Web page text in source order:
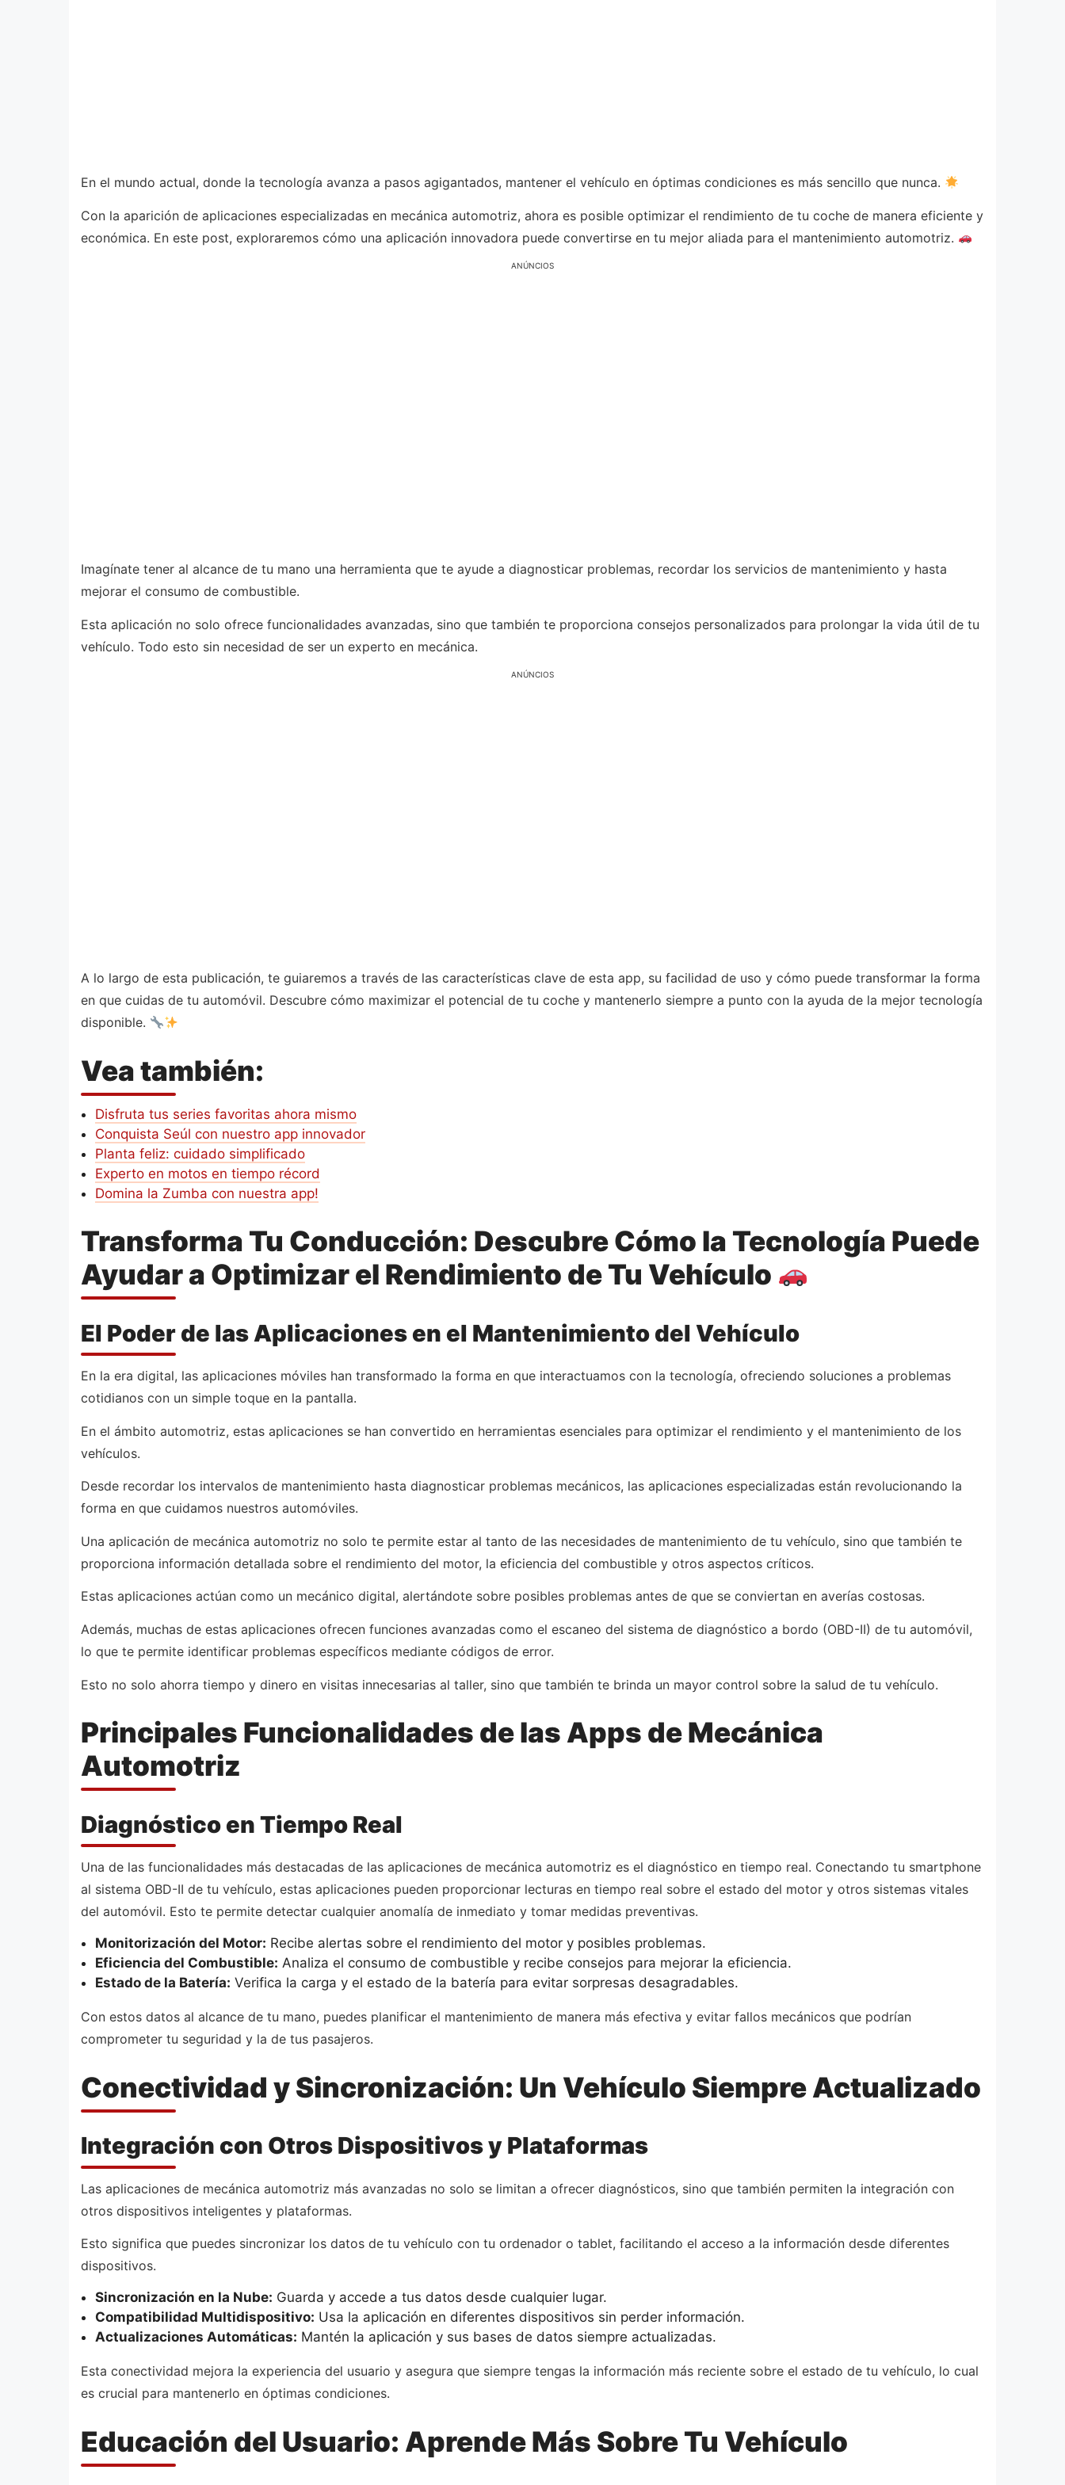
En el mundo actual, donde la tecnología avanza a pasos agigantados, mantener el vehículo en óptimas condiciones es más sencillo que nunca.
Con la aparición de aplicaciones especializadas en mecánica automotriz, ahora es posible optimizar el rendimiento de tu coche de manera eficiente y
económica. En este post, exploraremos cómo una aplicación innovadora puede convertirse en tu mejor aliada para el mantenimiento automotriz.
ANÚNCIOS
Imagínate tener al alcance de tu mano una herramienta que te ayude a diagnosticar problemas, recordar los servicios de mantenimiento y hasta
mejorar el consumo de combustible.
Esta aplicación no solo ofrece funcionalidades avanzadas, sino que también te proporciona consejos personalizados para prolongar la vida útil de tu
vehículo. Todo esto sin necesidad de ser un experto en mecánica.
ANÚNCIOS
A lo largo de esta publicación, te guiaremos a través de las características clave de esta app, su facilidad de uso y cómo puede transformar la forma
en que cuidas de tu automóvil. Descubre cómo maximizar el potencial de tu coche y mantenerlo siempre a punto con la ayuda de la mejor tecnología
disponible.
Vea también:
Disfruta tus series favoritas ahora mismo
Conquista Seúl con nuestro app innovador
Planta feliz: cuidado simplificado
Experto en motos en tiempo récord
Domina la Zumba con nuestra app!
Transforma Tu Conducción: Descubre Cómo la Tecnología Puede
Ayudar a Optimizar el Rendimiento de Tu Vehículo
El Poder de las Aplicaciones en el Mantenimiento del Vehículo
En la era digital, las aplicaciones móviles han transformado la forma en que interactuamos con la tecnología, ofreciendo soluciones a problemas
cotidianos con un simple toque en la pantalla.
En el ámbito automotriz, estas aplicaciones se han convertido en herramientas esenciales para optimizar el rendimiento y el mantenimiento de los
vehículos.
Desde recordar los intervalos de mantenimiento hasta diagnosticar problemas mecánicos, las aplicaciones especializadas están revolucionando la
forma en que cuidamos nuestros automóviles.
Una aplicación de mecánica automotriz no solo te permite estar al tanto de las necesidades de mantenimiento de tu vehículo, sino que también te
proporciona información detallada sobre el rendimiento del motor, la eficiencia del combustible y otros aspectos críticos.
Estas aplicaciones actúan como un mecánico digital, alertándote sobre posibles problemas antes de que se conviertan en averías costosas.
Además, muchas de estas aplicaciones ofrecen funciones avanzadas como el escaneo del sistema de diagnóstico a bordo (OBD-II) de tu automóvil,
lo que te permite identificar problemas específicos mediante códigos de error.
Esto no solo ahorra tiempo y dinero en visitas innecesarias al taller, sino que también te brinda un mayor control sobre la salud de tu vehículo.
Principales Funcionalidades de las Apps de Mecánica
Automotriz
Diagnóstico en Tiempo Real
Una de las funcionalidades más destacadas de las aplicaciones de mecánica automotriz es el diagnóstico en tiempo real. Conectando tu smartphone
al sistema OBD-II de tu vehículo, estas aplicaciones pueden proporcionar lecturas en tiempo real sobre el estado del motor y otros sistemas vitales
del automóvil. Esto te permite detectar cualquier anomalía de inmediato y tomar medidas preventivas.
Monitorización del Motor: Recibe alertas sobre el rendimiento del motor y posibles problemas.
Eficiencia del Combustible: Analiza el consumo de combustible y recibe consejos para mejorar la eficiencia.
Estado de la Batería: Verifica la carga y el estado de la batería para evitar sorpresas desagradables.
Con estos datos al alcance de tu mano, puedes planificar el mantenimiento de manera más efectiva y evitar fallos mecánicos que podrían
comprometer tu seguridad y la de tus pasajeros.
Conectividad y Sincronización: Un Vehículo Siempre Actualizado
Integración con Otros Dispositivos y Plataformas
Las aplicaciones de mecánica automotriz más avanzadas no solo se limitan a ofrecer diagnósticos, sino que también permiten la integración con
otros dispositivos inteligentes y plataformas.
Esto significa que puedes sincronizar los datos de tu vehículo con tu ordenador o tablet, facilitando el acceso a la información desde diferentes
dispositivos.
Sincronización en la Nube: Guarda y accede a tus datos desde cualquier lugar.
Compatibilidad Multidispositivo: Usa la aplicación en diferentes dispositivos sin perder información.
Actualizaciones Automáticas: Mantén la aplicación y sus bases de datos siempre actualizadas.
Esta conectividad mejora la experiencia del usuario y asegura que siempre tengas la información más reciente sobre el estado de tu vehículo, lo cual
es crucial para mantenerlo en óptimas condiciones.
Educación del Usuario: Aprende Más Sobre Tu Vehículo